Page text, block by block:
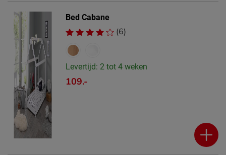
Bed Cabane
(6)
Levertijd: 2 tot 4 weken
109.-